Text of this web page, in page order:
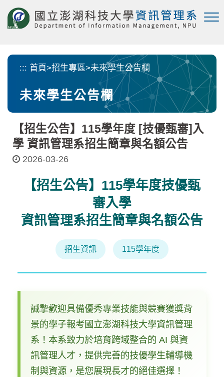
::: 首頁>招生專區>未來學生公告欄
未來學生公告欄
【招生公告】115學年度 [技優甄審]入
學 資訊管理系招生簡章與名額公告
2026-03-26
【招生公告】115學年度技優甄
審入學
資訊管理系招生簡章與名額公告
招生資訊 115學年度
誠摯歡迎具備優秀專業技能與競賽獲獎背
景的學子報考國立澎湖科技大學資訊管理
系！本系致力於培育跨域整合的 AI 與資
訊管理人才，提供完善的技優學生輔導機
制與資源，是您展現長才的絕佳選擇！